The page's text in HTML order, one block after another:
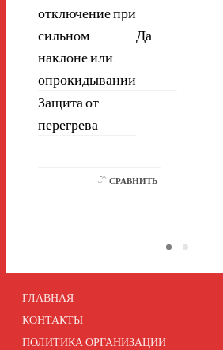
отключение при
сильном
наклоне или
опрокидывании
Да
Защита от
перегрева
СРАВНИТЬ
ГЛАВНАЯ
КОНТАКТЫ
ПОЛИТИКА ОРГАНИЗАЦИИ